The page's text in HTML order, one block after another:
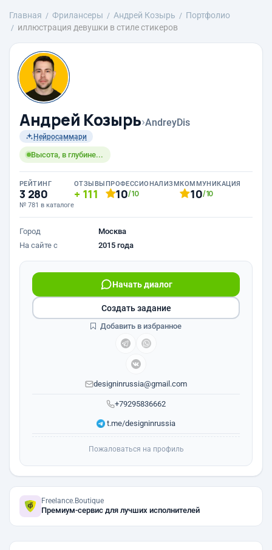
Главная Фрилансеры Андрей Козырь
Портфолио
иллюстрация девушки в стиле стикеров
Андрей Козырь›AndreyDis
Нейросаммари
Высота, в глубине...
РЕЙТИНГ
3 280
№ 781 в каталоге
ОТЗЫВЫ
111
ПРОФЕССИОНАЛИЗМ
10/10
КОММУНИКАЦИЯ
10/10
Город
Москва
На сайте с
2015 года
+79295836662
Начать диалог
designinrussia@gmail.com
t.me/designinrussia
Создать задание
Добавить в избранное
Пожаловаться на профиль
Freelance.Boutique
Премиум-сервис для лучших исполнителей